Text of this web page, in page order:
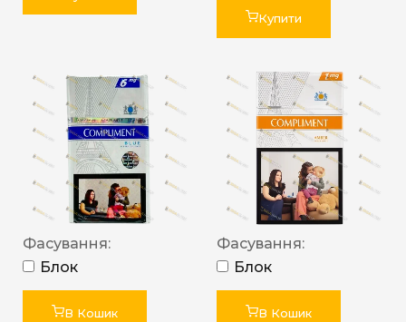
Купити
Фасування:
Блок
В Кошик
Фасування:
Блок
В Кошик